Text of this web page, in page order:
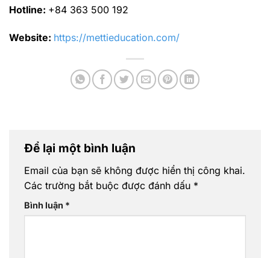
Hotline: +84 363 500 192
Website: https://mettieducation.com/
Để lại một bình luận
Email của bạn sẽ không được hiển thị công khai.
Các trường bắt buộc được đánh dấu *
Bình luận *